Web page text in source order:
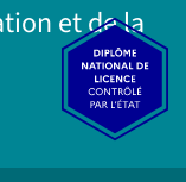
et de la